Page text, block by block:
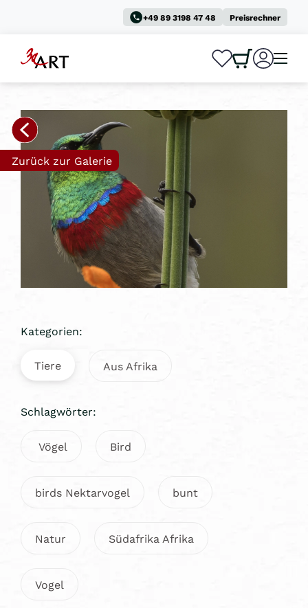
+49 89 3198 47 48 Preisrechner
0
Zurück zur Galerie
Kategorien:
Tiere Aus Afrika
Schlagwörter:
Vögel Bird
birds Nektarvogel bunt
Natur Südafrika Afrika
Vogel